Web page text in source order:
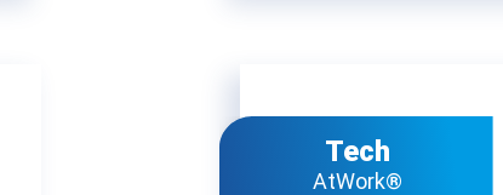
Tech
AtWork®